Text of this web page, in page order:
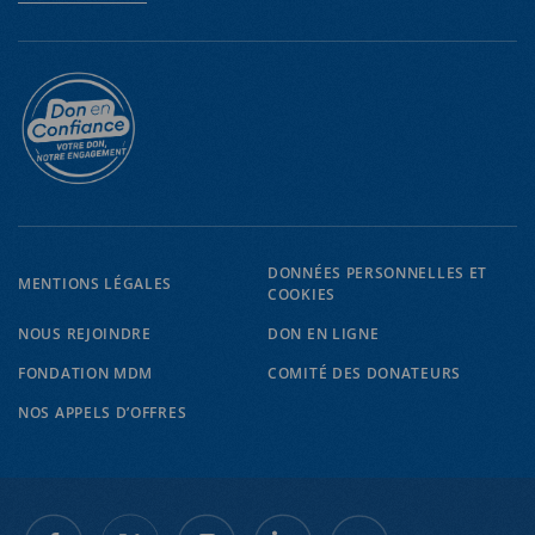
EN FR
MENTIONS LÉGALES
DONNÉES PERSONNELLES ET
COOKIES
NOUS REJOINDRE DON EN LIGNE
FONDATION MDM COMITÉ DES DONATEURS
NOS APPELS D’OFFRES